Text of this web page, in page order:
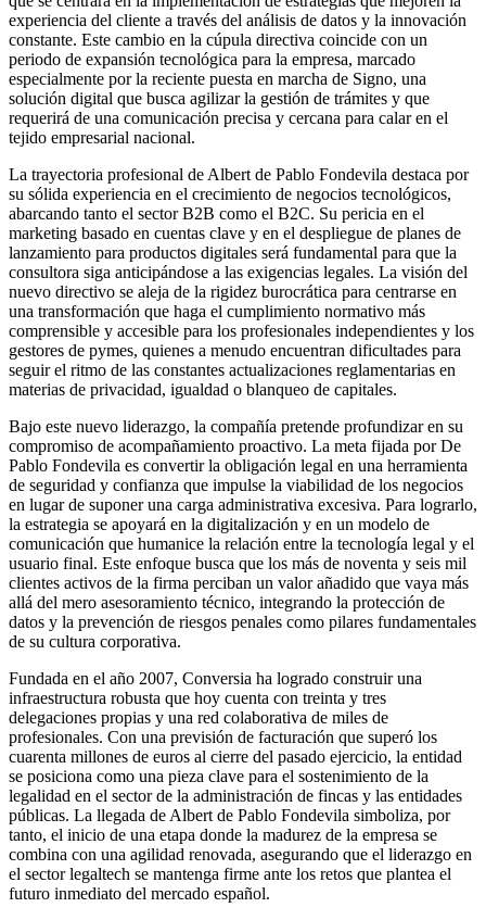
experiencia del cliente a través del análisis de datos y la innovación
constante. Este cambio en la cúpula directiva coincide con un
periodo de expansión tecnológica para la empresa, marcado
especialmente por la reciente puesta en marcha de Signo, una
solución digital que busca agilizar la gestión de trámites y que
requerirá de una comunicación precisa y cercana para calar en el
tejido empresarial nacional.
La trayectoria profesional de Albert de Pablo Fondevila destaca por
su sólida experiencia en el crecimiento de negocios tecnológicos,
abarcando tanto el sector B2B como el B2C. Su pericia en el
marketing basado en cuentas clave y en el despliegue de planes de
lanzamiento para productos digitales será fundamental para que la
consultora siga anticipándose a las exigencias legales. La visión del
nuevo directivo se aleja de la rigidez burocrática para centrarse en
una transformación que haga el cumplimiento normativo más
comprensible y accesible para los profesionales independientes y los
gestores de pymes, quienes a menudo encuentran dificultades para
seguir el ritmo de las constantes actualizaciones reglamentarias en
materias de privacidad, igualdad o blanqueo de capitales.
Bajo este nuevo liderazgo, la compañía pretende profundizar en su
compromiso de acompañamiento proactivo. La meta fijada por De
Pablo Fondevila es convertir la obligación legal en una herramienta
de seguridad y confianza que impulse la viabilidad de los negocios
en lugar de suponer una carga administrativa excesiva. Para lograrlo,
la estrategia se apoyará en la digitalización y en un modelo de
comunicación que humanice la relación entre la tecnología legal y el
usuario final. Este enfoque busca que los más de noventa y seis mil
clientes activos de la firma perciban un valor añadido que vaya más
allá del mero asesoramiento técnico, integrando la protección de
datos y la prevención de riesgos penales como pilares fundamentales
de su cultura corporativa.
Fundada en el año 2007, Conversia ha logrado construir una
infraestructura robusta que hoy cuenta con treinta y tres
delegaciones propias y una red colaborativa de miles de
profesionales. Con una previsión de facturación que superó los
cuarenta millones de euros al cierre del pasado ejercicio, la entidad
se posiciona como una pieza clave para el sostenimiento de la
legalidad en el sector de la administración de fincas y las entidades
públicas. La llegada de Albert de Pablo Fondevila simboliza, por
tanto, el inicio de una etapa donde la madurez de la empresa se
combina con una agilidad renovada, asegurando que el liderazgo en
el sector legaltech se mantenga firme ante los retos que plantea el
futuro inmediato del mercado español.